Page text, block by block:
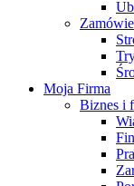
Moja Firma
Biznes i